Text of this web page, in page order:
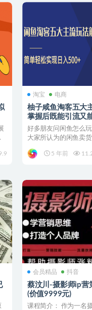
淘宝 电商
柚子咸鱼淘客五大
掌握后既能引流又
500
好多朋友问闲鱼怎么
大家所认为的闲鱼卖
5 年前
会员精品 抖音
蔡汶川-摄影师ip营
(价值9999元)
课程简介： 作为一名